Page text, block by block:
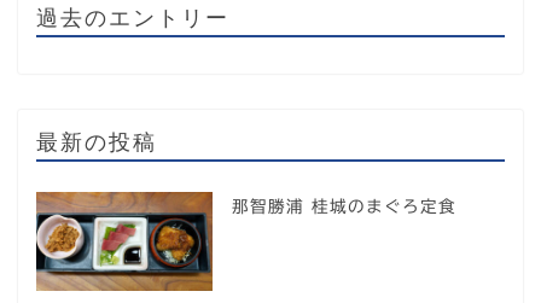
過去のエントリー
最新の投稿
那智勝浦 桂城のまぐろ定食